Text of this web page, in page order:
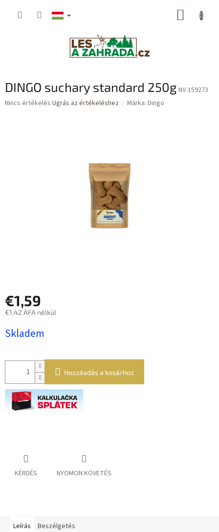
KOSÁR
DINGO suchary standard 250g NV-159273
A
Nincs értékelés Ugrás az értékeléshez Márka: Dingo
€1,59
€1,42 ÁFA nélkül
Skladem
Hozzáadás a kosárhoz
KÉRDÉS NYOMON KÖVETÉS
Leírás Beszélgetés